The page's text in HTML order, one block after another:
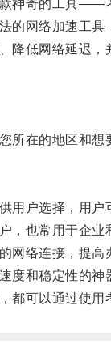
神奇的工具——考
网络加速工具
低网络延迟，
在的地区和想
户选择，用户
也常用于企业
络连接，提高
和稳定性的神
可以通过使用